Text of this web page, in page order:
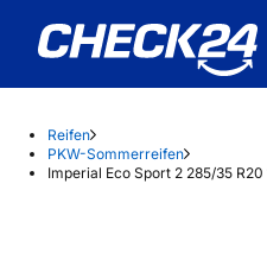
Reifen
PKW-Sommerreifen
Imperial Eco Sport 2 285/35 R20